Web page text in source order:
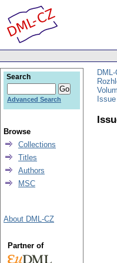
Search
Advanced Search
Browse
Collections
Titles
Authors
MSC
About DML-CZ
Partner of